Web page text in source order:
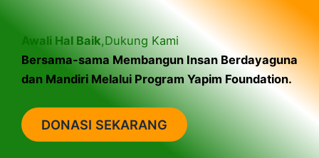
Awali Hal Baik,Dukung Kami
Bersama-sama Membangun Insan Berdayaguna
dan Mandiri Melalui Program Yapim Foundation.
DONASI SEKARANG